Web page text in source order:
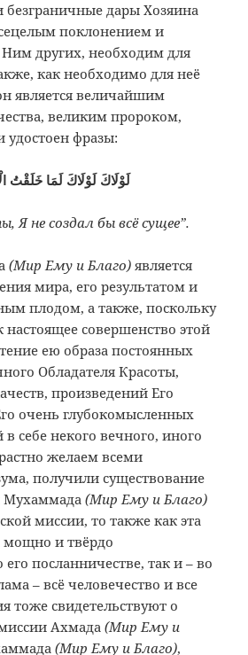
безграничные дары Хозяина
поклонением и
других, необходим для
как необходимо для неё
является величайшим
великим пророком,
фразы:
لَوْلَاكَ لَوْلَاكَ لَمَا خَلَقْتُ
Я не создал бы всё сущее”.
(Мир Ему и Благо)является
мира, его результатом и
плодом, а также, поскольку
настоящее совершенство этой
ею образа постоянных
Обладателя Красоты,
произведений Его
очень глубокомысленных
себе некого вечного, иного
желаем всеми
получили существование
Мухаммада(Мир Ему и Благо)
миссии, то также как эта
мощно и твёрдо
его посланничестве, так и – во
– всё человечество и все
тоже свидетельствуют о
Ахмада(Мир Ему и
(Мир Ему и Благо),